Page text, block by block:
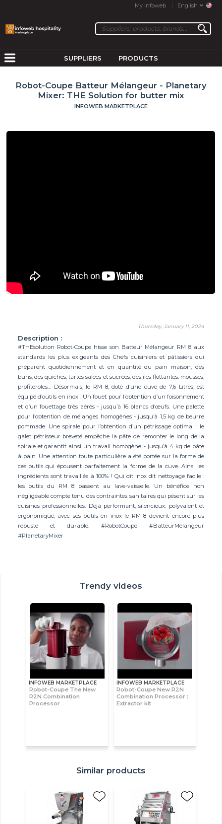
My Infoweb English
SUPPLIERS PRODUCTS
Robot-Coupe Batteur Mélangeur - Planetary
Mixer: THE Solution for butter mix
INFOWEB MARKETPLACE
Thursday, January 11, 2024
Description :
#THEsolution Robot-Coupe hisse son Batteur Mélangeur RM 8 aux
standards les plus exigeants des Chefs cuisiniers et pâtissiers qui
préparent quotidiennement et en quantité du pain maison, des
buns, des quiches, tartes salées et sucrées, des îles flottantes, mousses,
profiteroles… Désormais, le RM 8, doté d’une cuve de 7,6 Litres, est
équipé d’outils en inox : Un fouet pour l’obtention d’un foisonnement
et d’un fouettage très aérés - jusqu’à 16 blancs d’œufs. Une palette
pour l’obtention de mélanges homogènes - jusqu’à 1,5 kg de beurre
pommade. Une spirale pour l’obtention d’un pétrissage optimal : le
galet pétrisseur breveté empêche la pâte de remonter le long de la
spirale et garantit ainsi un travail homogène. - jusqu’à 4 kg de pâte
à pain. Une attention toute particulière a été portée sur la forme de
ces outils qui épousent parfaitement la forme de la cuve. Ainsi les
ingrédients sont travaillés à 100% ! Qui dit inox dit nettoyage facile :
les outils du RM 8 passent au lave-vaisselle. Un bénéfice non
négligeable compte tenu des contraintes sanitaires qui pèsent sur les
cuisines professionnelles. Déjà performant, silencieux, polyvalent et
ergonomique, avec ses outils en inox le RM 8 devient encore plus
robuste et durable. #RobotCoupe #BatteurMélangeur
#PlanetaryMixer
Trendy videos
INFOWEB MARKETPLACE
Robot-Coupe The New
R2N Combination
Processor
INFOWEB MARKETPLACE
Robot-Coupe New R2N
Combination Processor :
Extractor kit
Similar products